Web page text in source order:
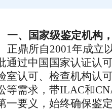
一、 国家级鉴定机构
正鼎所自2001年成立
通过中国国家认证认
室认可、检查机构认可
等需求 ， 带ILAC和
一要义， 始终确保鉴